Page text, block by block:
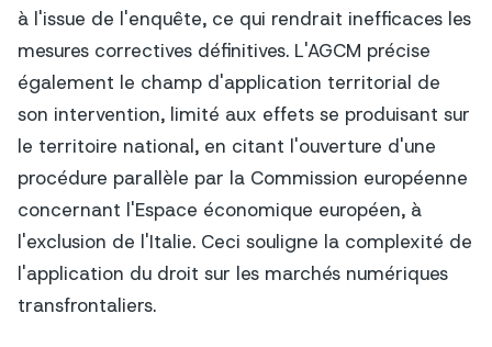
à l'issue de l'enquête, ce qui rendrait inefficaces les
mesures correctives définitives. L'AGCM précise
également le champ d'application territorial de
son intervention, limité aux effets se produisant sur
le territoire national, en citant l'ouverture d'une
procédure parallèle par la Commission européenne
concernant l'Espace économique européen, à
l'exclusion de l'Italie. Ceci souligne la complexité de
l'application du droit sur les marchés numériques
transfrontaliers.